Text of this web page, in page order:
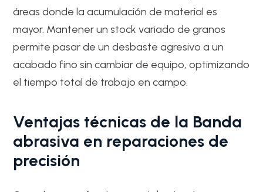
áreas donde la acumulación de material es
mayor. Mantener un stock variado de granos
permite pasar de un desbaste agresivo a un
acabado fino sin cambiar de equipo, optimizando
el tiempo total de trabajo en campo.
Ventajas técnicas de la Banda
abrasiva en reparaciones de
precisión